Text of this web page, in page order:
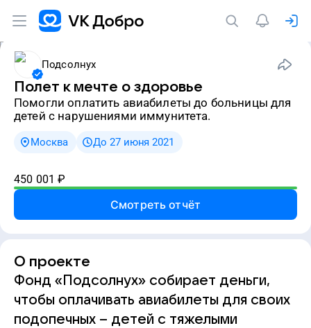
Подсолнух
Полет к мечте о здоровье
Помогли оплатить авиабилеты до больницы для
детей с нарушениями иммунитета.
Москва До 27 июня 2021
450 001 ₽
Смотреть отчёт
О проекте
Фонд «Подсолнух» собирает деньги,
чтобы оплачивать авиабилеты для своих
подопечных – детей с тяжелыми